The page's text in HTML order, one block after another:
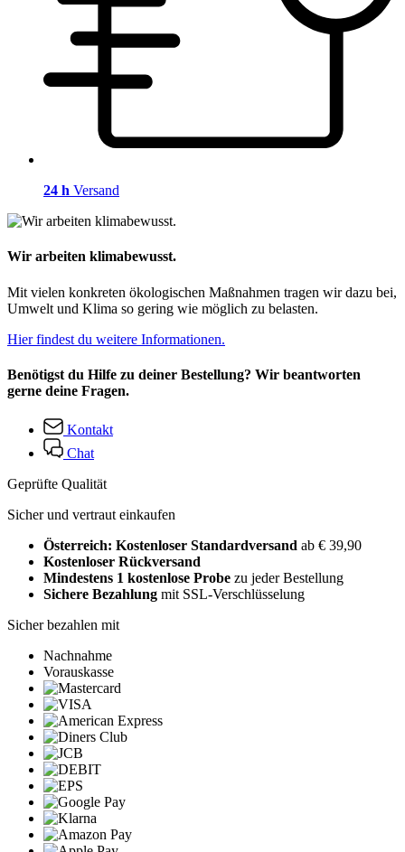
24 h Versand
Wir arbeiten klimabewusst.
Mit vielen konkreten ökologischen Maßnahmen tragen wir dazu bei,
Umwelt und Klima so gering wie möglich zu belasten.
Hier findest du weitere Informationen.
Benötigst du Hilfe zu deiner Bestellung? Wir beantworten
gerne deine Fragen.
Kontakt
Chat
Geprüfte Qualität
Sicher und vertraut einkaufen
Österreich: Kostenloser Standardversand ab € 39,90
Kostenloser Rückversand
Mindestens 1 kostenlose Probe zu jeder Bestellung
Sichere Bezahlung mit SSL-Verschlüsselung
Sicher bezahlen mit
Nachnahme
Vorauskasse